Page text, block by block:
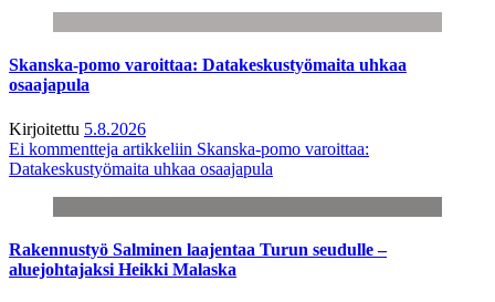
Skanska-pomo varoittaa: Datakeskustyömaita uhkaa
osaajapula
Kirjoitettu 5.8.2026
Ei kommentteja artikkeliin Skanska-pomo varoittaa:
Datakeskustyömaita uhkaa osaajapula
Rakennustyö Salminen laajentaa Turun seudulle –
aluejohtajaksi Heikki Malaska